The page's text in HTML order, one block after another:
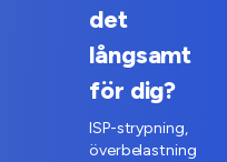
det
långsamt
för dig?
ISP-strypning,
överbelastning